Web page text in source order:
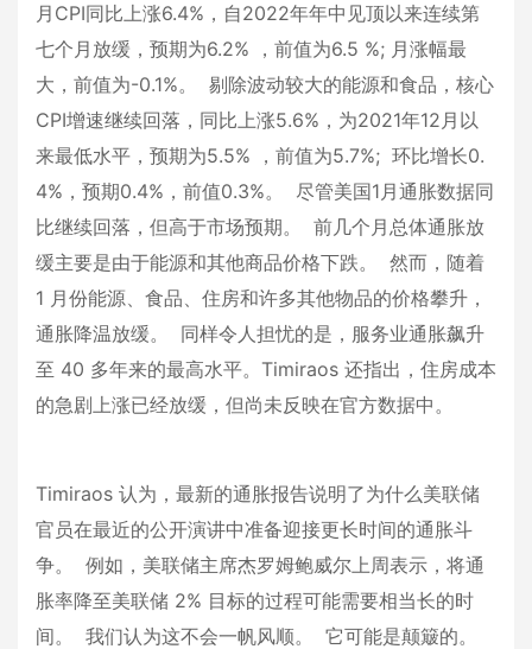
月CPI同比上涨6.4%，自2022年年中见顶以来连续第
七个月放缓，预期为6.2% ，前值为6.5 %; 月涨幅最
大，前值为-0.1%。 剔除波动较大的能源和食品，核心
CPI增速继续回落，同比上涨5.6%，为2021年12月以
来最低水平，预期为5.5% ，前值为5.7%; 环比增长0.
4%，预期0.4%，前值0.3%。 尽管美国1月通胀数据同
比继续回落，但高于市场预期。 前几个月总体通胀放
缓主要是由于能源和其他商品价格下跌。 然而，随着
1 月份能源、食品、住房和许多其他物品的价格攀升，
通胀降温放缓。 同样令人担忧的是，服务业通胀飙升
至 40 多年来的最高水平。Timiraos 还指出，住房成本
的急剧上涨已经放缓，但尚未反映在官方数据中。
Timiraos 认为，最新的通胀报告说明了为什么美联储
官员在最近的公开演讲中准备迎接更长时间的通胀斗
争。 例如，美联储主席杰罗姆鲍威尔上周表示，将通
胀率降至美联储 2% 目标的过程可能需要相当长的时
间。 我们认为这不会一帆风顺。 它可能是颠簸的。